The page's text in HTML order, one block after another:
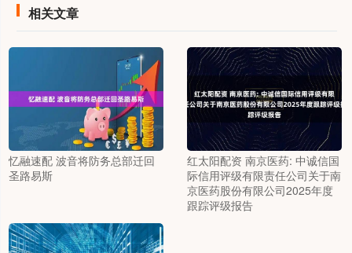
相关文章
忆融速配 波音将防务总部迁回
圣路易斯
红太阳配资 南京医药: 中诚信国
际信用评级有限责任公司关于南
京医药股份有限公司2025年度
跟踪评级报告